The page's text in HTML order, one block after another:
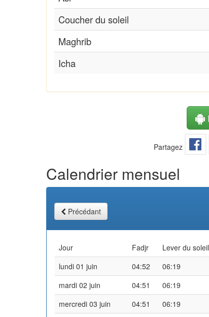
Coucher du soleil
Maghrib
Icha
Partagez
Calendrier mensuel
Précédant
Jour Fadjr Lever du soleil
lundi 01 juin
04:52 06:19
mardi 02 juin
04:51 06:19
mercredi 03 juin
04:51 06:19